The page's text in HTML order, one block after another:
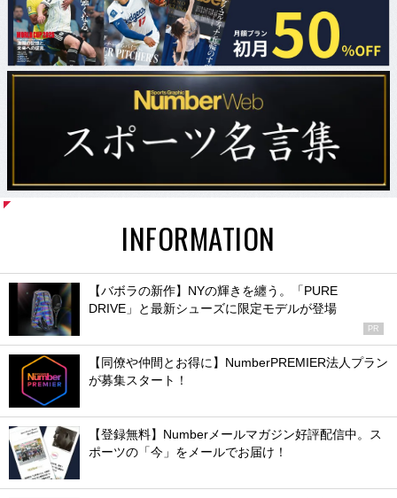
INFORMATION
【バボラの新作】NYの輝きを纏う。「PURE
DRIVE」と最新シューズに限定モデルが登場
PR
【同僚や仲間とお得に】NumberPREMIER法人プラン
が募集スタート！
【登録無料】Numberメールマガジン好評配信中。ス
ポーツの「今」をメールでお届け！